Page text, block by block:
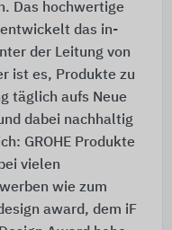
Das hochwertige
entwickelt das in-
der Leitung von
ist es, Produkte zu
täglich aufs Neue
dabei nachhaltig
GROHE Produkte
vielen
wie zum
award, dem iF